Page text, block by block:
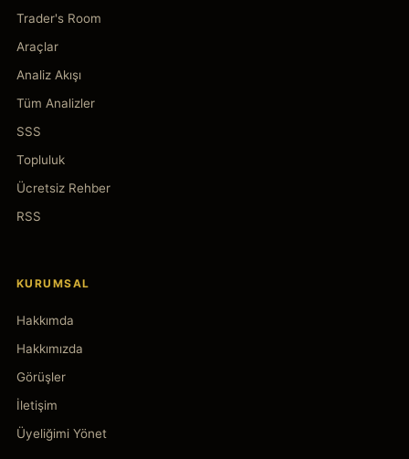
Trader's Room
Araçlar
Analiz Akışı
Tüm Analizler
SSS
Topluluk
Ücretsiz Rehber
RSS
KURUMSAL
Hakkımda
Hakkımızda
Görüşler
İletişim
Üyeliğimi Yönet